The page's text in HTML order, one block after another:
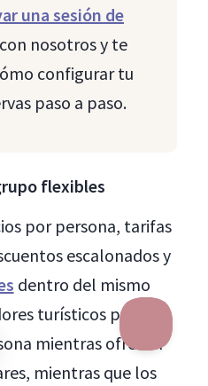
una sesión de
con nosotros y te
configurar tu
paso a paso.
flexibles
por persona, tarifas
escalonados y
dentro del mismo
turísticos pueden
mientras ofrecen
mientras que los